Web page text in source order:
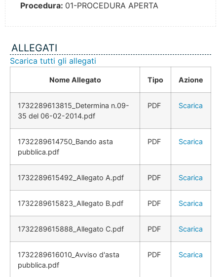
Procedura: 01-PROCEDURA APERTA
ALLEGATI
Scarica tutti gli allegati
Nome Allegato Tipo Azione
1732289613815_Determina n.09-
35 del 06-02-2014.pdf
PDF Scarica
1732289614750_Bando asta
pubblica.pdf
PDF Scarica
1732289615492_Allegato A.pdf PDF Scarica
1732289615823_Allegato B.pdf PDF Scarica
1732289615888_Allegato C.pdf PDF Scarica
1732289616010_Avviso d'asta
pubblica.pdf
PDF Scarica